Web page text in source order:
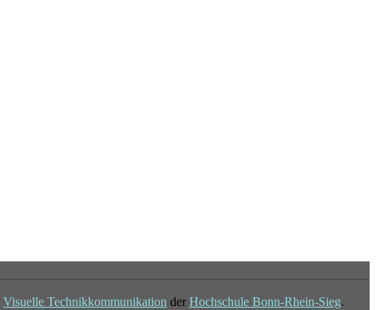
Visuelle Technikkommunikation der Hochschule Bonn-Rhein-Sieg.